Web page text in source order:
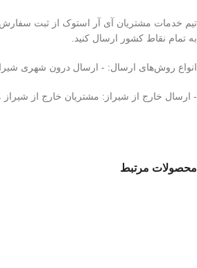
تیم خدمات مشتریان آی آر استوک از ثبت سفارش
به تمام نقاط کشور ارسال کنید.
انواع روش‌های ارسال: - ارسال درون شهری
- ارسال خارج از شیراز: مشتریان خارج از شیراز
محصولات مرتبط